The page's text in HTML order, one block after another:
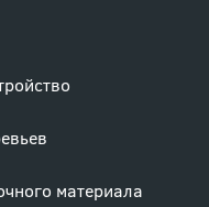
материала